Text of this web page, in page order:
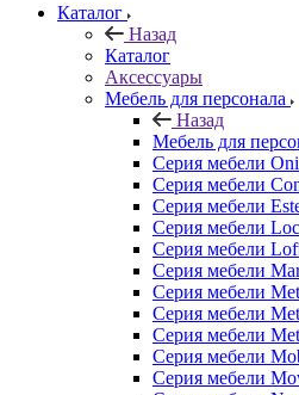
Каталог
Назад
Каталог
Аксессуары
Мебель для персонала
Назад
Мебель для
Серия мебели
Серия мебели
Серия мебели
Серия мебели
Серия мебели
Серия мебели
Серия мебели
Серия мебели
Серия мебели
Серия мебели
Серия мебели